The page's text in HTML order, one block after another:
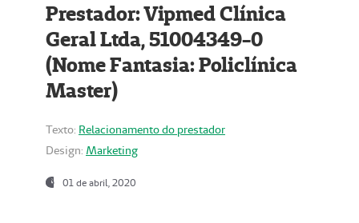
Prestador: Vipmed Clínica
Geral Ltda, 51004349-0
(Nome Fantasia: Policlínica
Master)
Texto: Relacionamento do prestador
Design: Marketing
01 de abril, 2020